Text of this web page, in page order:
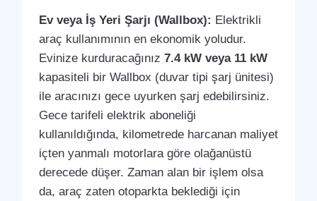
Ev veya İş Yeri Şarjı (Wallbox): Elektrikli
araç kullanımının en ekonomik yoludur.
Evinize kurduracağınız 7.4 kW veya 11 kW
kapasiteli bir Wallbox (duvar tipi şarj ünitesi)
ile aracınızı gece uyurken şarj edebilirsiniz.
Gece tarifeli elektrik aboneliği
kullanıldığında, kilometrede harcanan maliyet
içten yanmalı motorlara göre olağanüstü
derecede düşer. Zaman alan bir işlem olsa
da, araç zaten otoparkta beklediği için